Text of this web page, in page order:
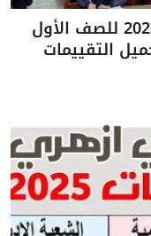
تقييمات وزارة التربية والتعليم 2026 للصف الأول
التقييمات